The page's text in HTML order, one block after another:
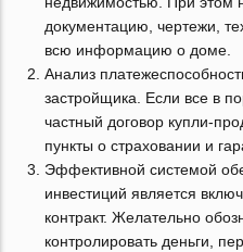
документацию, чертежи,
всю информацию о доме.
Анализ
застройщика. Если все в
частный договор купли-
пункты о страховании и
Эффективной системой
инвестиций является
контракт. Желательно
контролировать деньги,